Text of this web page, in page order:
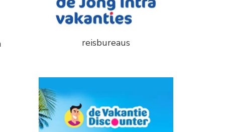
reisbureaus